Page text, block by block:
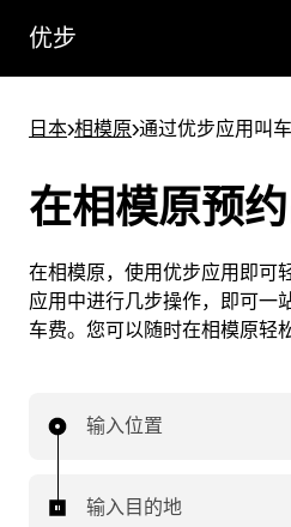
优步
日本>相模原>通过优步应用叫
在相模原预
在相模原，使用优步应用即可
应用中进行几步操作，即可一
车费。您可以随时在相模原轻
输入位置
输入目的地